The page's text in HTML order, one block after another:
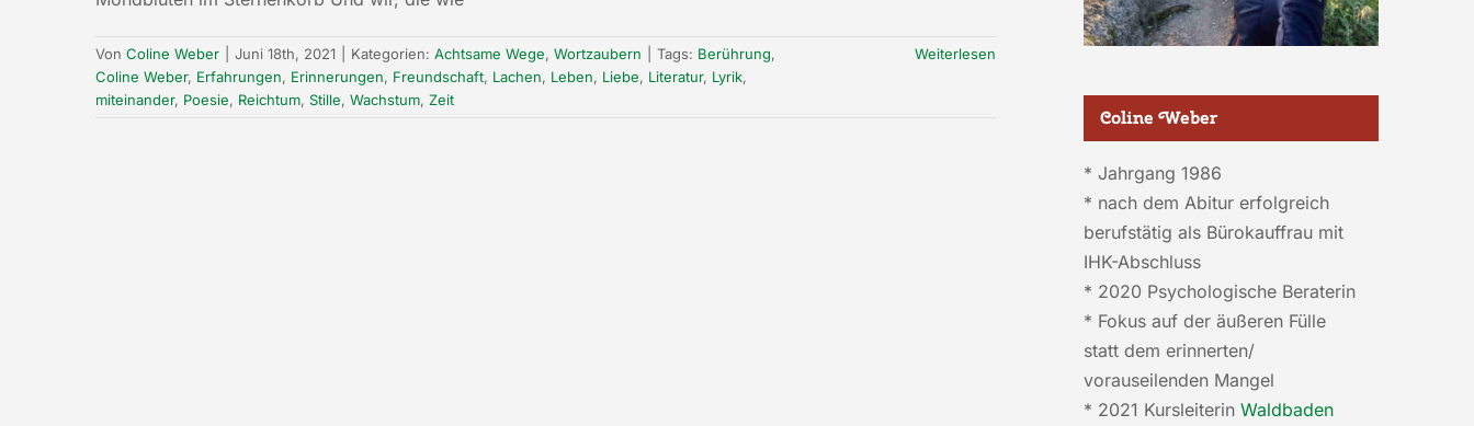
Von Coline Weber Juni 18th, 2021 Kategorien: Achtsame Wege, Wortzaubern Tags: Berührung,
Coline Weber, Erfahrungen, Erinnerungen, Freundschaft, Lachen, Leben, Liebe, Literatur, Lyrik,
miteinander, Poesie, Reichtum, Stille, Wachstum, Zeit
Weiterlesen
Coline Weber
* Jahrgang 1986
* nach dem Abitur erfolgreich
berufstätig als Bürokauffrau mit
IHK-Abschluss
* 2020 Psychologische Beraterin
* Fokus auf der äußeren Fülle
statt dem erinnerten/
vorauseilenden Mangel
* 2021 Kursleiterin Waldbaden